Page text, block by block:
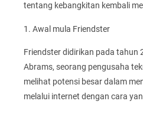
tentang kebangkitan kembali
1. Awal mula Friendster
Friendster didirikan pada tahun
Abrams, seorang pengusaha
melihat potensi besar dalam
melalui internet dengan cara